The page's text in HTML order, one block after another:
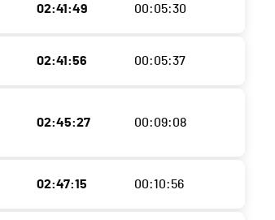
02:41:49 00:05:30
02:41:56 00:05:37
02:45:27 00:09:08
02:47:15 00:10:56